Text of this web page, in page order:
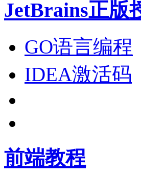
JetBrains正版
GO语言编程
IDEA激活码
前端教程